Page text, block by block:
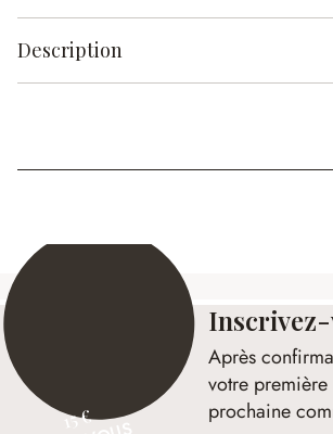
Description
15 €
Après
votre
prochaine